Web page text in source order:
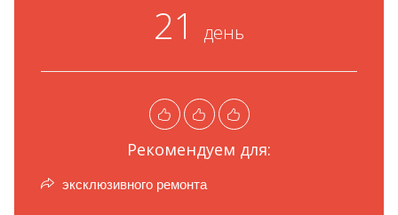
21 день
Рекомендуем для:
эксклюзивного ремонта